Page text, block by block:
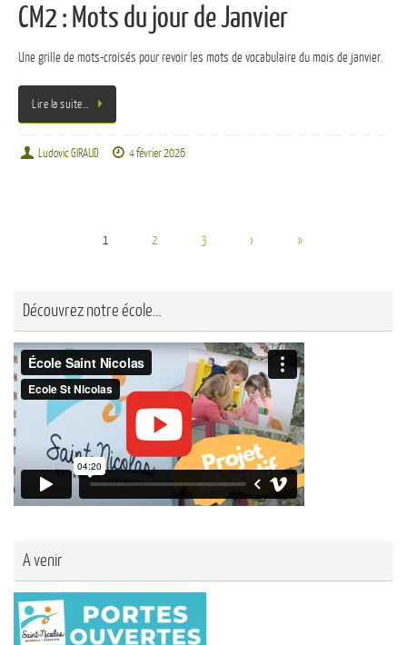
CM2 : Mots du jour de Janvier
Une grille de mots-croisés pour revoir les mots de vocabulaire du mois de janvier.
Lire la suite…
Ludovic GIRAUD 4 février 2026
1 2 3 › »
Découvrez notre école…
A venir